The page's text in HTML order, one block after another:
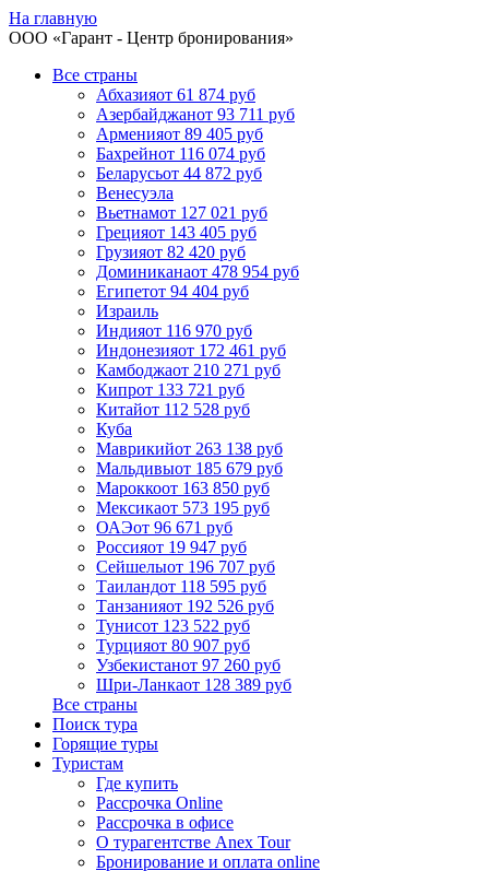
На главную
ООО «Гарант - Центр бронирования»
Все страны
Абхазияот 61 874 руб
Азербайджанот 93 711 руб
Арменияот 89 405 руб
Бахрейнот 116 074 руб
Беларусьот 44 872 руб
Венесуэла
Вьетнамот 127 021 руб
Грецияот 143 405 руб
Грузияот 82 420 руб
Доминиканаот 478 954 руб
Египетот 94 404 руб
Израиль
Индияот 116 970 руб
Индонезияот 172 461 руб
Камбоджаот 210 271 руб
Кипрот 133 721 руб
Китайот 112 528 руб
Куба
Маврикийот 263 138 руб
Мальдивыот 185 679 руб
Мароккоот 163 850 руб
Мексикаот 573 195 руб
ОАЭот 96 671 руб
Россияот 19 947 руб
Сейшелыот 196 707 руб
Таиландот 118 595 руб
Танзанияот 192 526 руб
Тунисот 123 522 руб
Турцияот 80 907 руб
Узбекистанот 97 260 руб
Шри-Ланкаот 128 389 руб
Все страны
Поиск тура
Горящие туры
Туристам
Где купить
Рассрочка Online
Рассрочка в офисе
О турагентстве Anex Tour
Бронирование и оплата online